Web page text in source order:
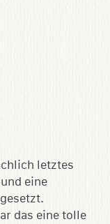
letztes
eine
das eine tolle